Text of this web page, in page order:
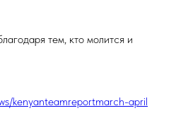
тем, кто молится и
kenyanteamreportmarch-april